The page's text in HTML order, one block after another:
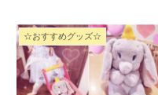
☆おすすめグッズ☆